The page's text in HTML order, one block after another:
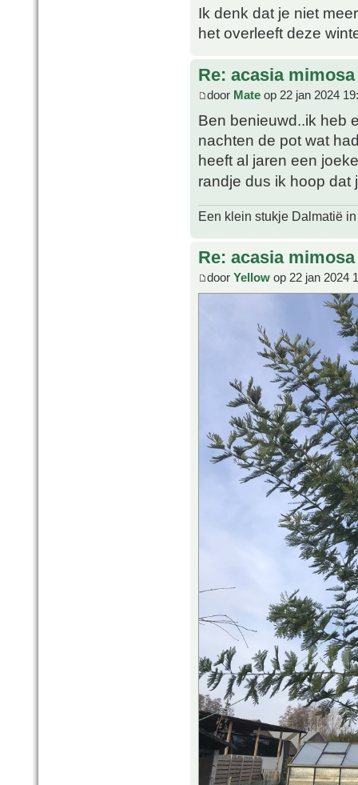
Ik denk dat je niet
het overleeft deze
Re: acasia mimosa
door Mate op 22 jan 2024
Ben benieuwd..ik heb
nachten de pot wat
heeft al jaren een
randje dus ik hoop
Een klein stukje Dalmatië
Re: acasia mimosa
door Yellow op 22 jan 2024